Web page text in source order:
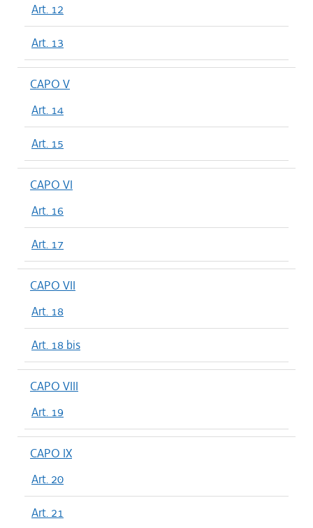
Art. 12
Art. 13
CAPO V
Art. 14
Art. 15
CAPO VI
Art. 16
Art. 17
CAPO VII
Art. 18
Art. 18 bis
CAPO VIII
Art. 19
CAPO IX
Art. 20
Art. 21